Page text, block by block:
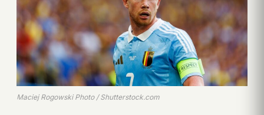
Maciej Rogowski Photo / Shutterstock.com